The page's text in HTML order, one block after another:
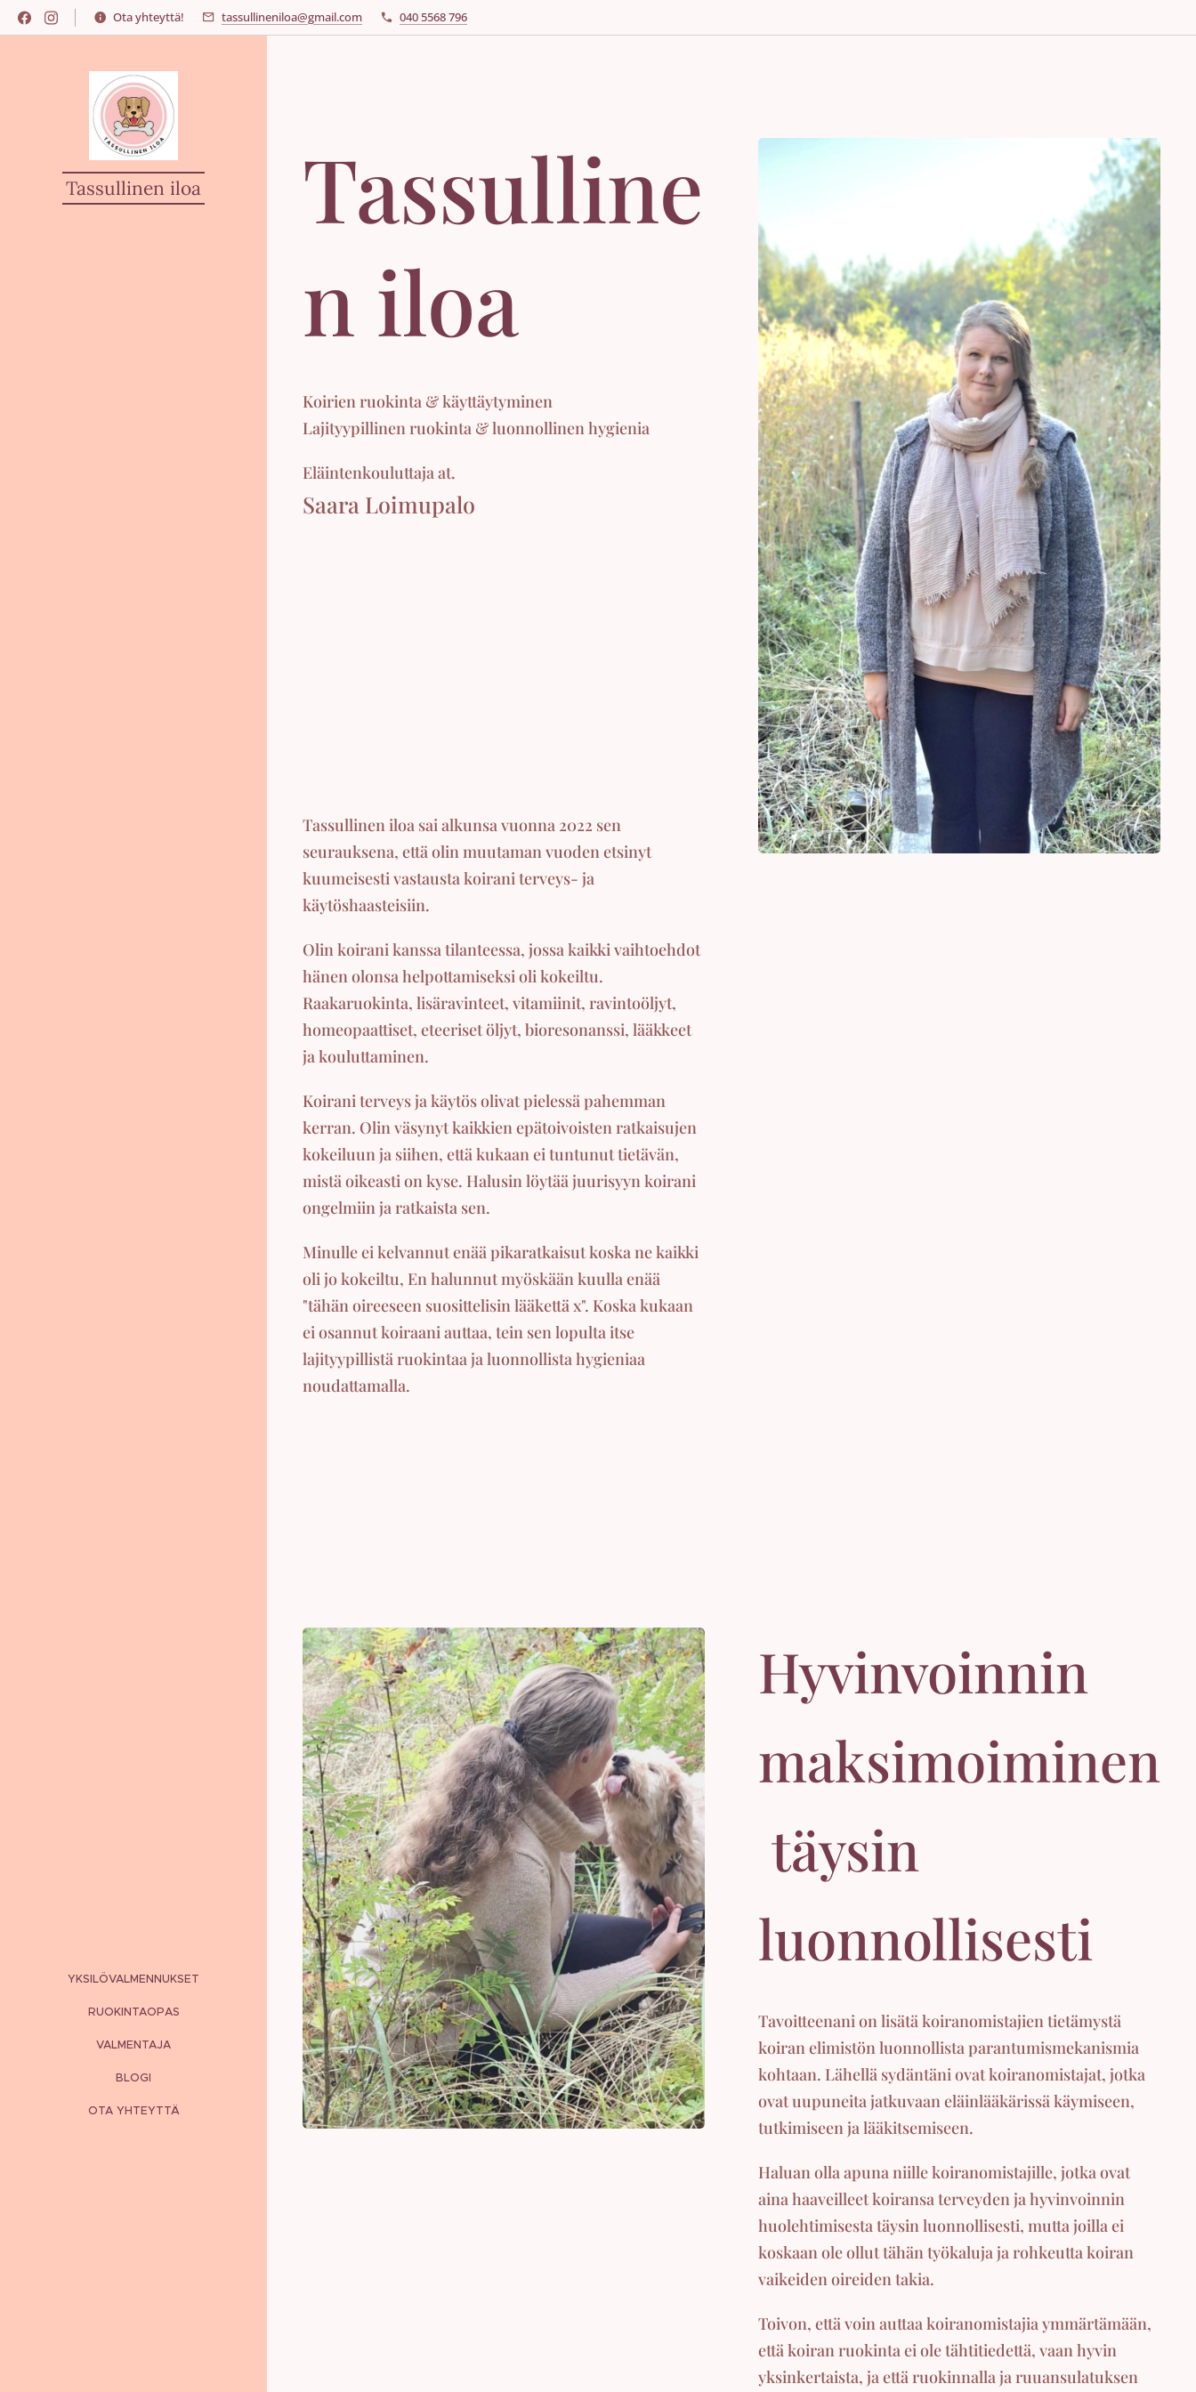
Ota yhteyttä! tassullineniloa@gmail.com 040 5568 796
Tassullinen iloa
YKSILÖVALMENNUKSET
RUOKINTAOPAS
VALMENTAJA
BLOGI
OTA YHTEYTTÄ
Tassulline
n iloa
Koirien ruokinta & käyttäytyminen
Lajityypillinen ruokinta & luonnollinen hygienia
Eläintenkouluttaja at.
Saara Loimupalo
Tassullinen iloa sai alkunsa vuonna 2022 sen
seurauksena, että olin muutaman vuoden etsinyt
kuumeisesti vastausta koirani terveys- ja
käytöshaasteisiin.
Olin koirani kanssa tilanteessa, jossa kaikki vaihtoehdot
hänen olonsa helpottamiseksi oli kokeiltu.
Raakaruokinta, lisäravinteet, vitamiinit, ravintoöljyt,
homeopaattiset, eteeriset öljyt, bioresonanssi, lääkkeet
ja kouluttaminen.
Koirani terveys ja käytös olivat pielessä pahemman
kerran. Olin väsynyt kaikkien epätoivoisten ratkaisujen
kokeiluun ja siihen, että kukaan ei tuntunut tietävän,
mistä oikeasti on kyse. Halusin löytää juurisyyn koirani
ongelmiin ja ratkaista sen.
Minulle ei kelvannut enää pikaratkaisut koska ne kaikki
oli jo kokeiltu, En halunnut myöskään kuulla enää
"tähän oireeseen suosittelisin lääkettä x". Koska kukaan
ei osannut koiraani auttaa, tein sen lopulta itse
lajityypillistä ruokintaa ja luonnollista hygieniaa
noudattamalla.
Hyvinvoinnin
maksimoiminen
täysin
luonnollisesti
Tavoitteenani on lisätä koiranomistajien tietämystä
koiran elimistön luonnollista parantumismekanismia
kohtaan. Lähellä sydäntäni ovat koiranomistajat, jotka
ovat uupuneita jatkuvaan eläinlääkärissä käymiseen,
tutkimiseen ja lääkitsemiseen.
Haluan olla apuna niille koiranomistajille, jotka ovat
aina haaveilleet koiransa terveyden ja hyvinvoinnin
huolehtimisesta täysin luonnollisesti, mutta joilla ei
koskaan ole ollut tähän työkaluja ja rohkeutta koiran
vaikeiden oireiden takia.
Toivon, että voin auttaa koiranomistajia ymmärtämään,
että koiran ruokinta ei ole tähtitiedettä, vaan hyvin
yksinkertaista, ja että ruokinnalla ja ruuansulatuksen